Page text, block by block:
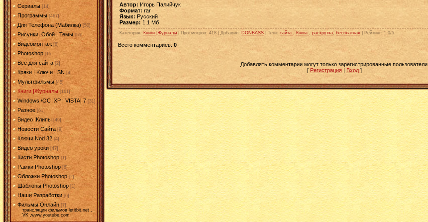
Сериалы [14]
Программы [467]
Для Телефона (Мабилка) [50]
Рисунки| Обой | Темы [55]
Видеомонтаж [8]
Photoshop [15]
Всё для сайта [2]
Кряки | Kлючи | SN [4]
Мультфильмы [45]
Книги |Журналы [161]
Windows \OC |XP | VISTA| 7 [31]
Разное [61]
Видео |Клипы [49]
Новости Сайта [9]
Ключи Nod 32 [4]
Видео уроки [47]
Кисти Photoshop [1]
Рамки Photoshop [6]
Обложки Photoshop [2]
Шаблоны Photoshop [1]
Наши Разработки [6]
Фильмы Онлайн [7]
трансляции фильмов letitbit.net ,
VK ,www.youtube.com
Автор: Игорь Палийчук
Формат: rar
Язык: Русский
Размер: 1.1 Мб
Категория: Книги |Журналы Просмотров: 418 | Добавил: DONBASS Теги: сайта. Книга. раскрутка бесплатная Рейтинг: 1.0/5
Всего комментариев: 0
Добавлять комментарии могут только зарегистрированные пользователи.
[ Регистрация | Вход]